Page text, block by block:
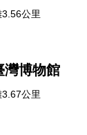
公里
灣博物館
公里